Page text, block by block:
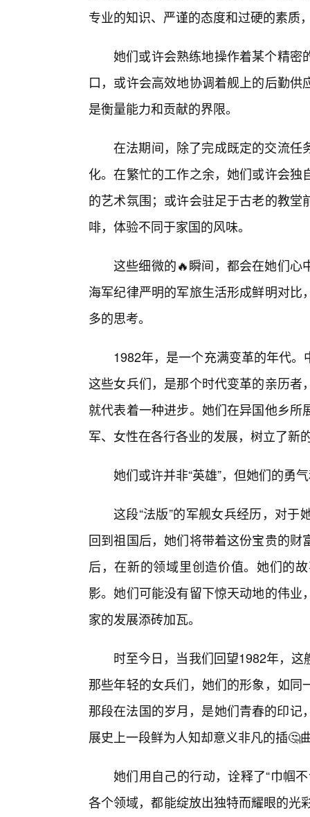
专业的知识、严谨的态度和过硬的素质
她们或许会熟练地操作着某个精密
口，或许会高效地协调着舰上的后勤
是衡量能力和贡献的界限。
在法期间，除了完成既定的交流任
化。在繁忙的工作之余，她们或许会
的艺术氛围；或许会驻足于古老的教
啡，体验不同于家国的风味。
这些细微的🔥瞬间，都会在她们心
海军纪律严明的军旅生活形成鲜明对
多的思考。
1982年，是一个充满变革的年代
这些女兵们，是那个时代变革的亲历
就代表着一种进步。她们在异国他乡
军、女性在各行各业的发展，树立了新
她们或许并非“英雄”，但她们的勇
这段“法版”的军舰女兵经历，对
回到祖国后，她们将带着这份宝贵的
后，在新的领域里创造价值。她们的
影。她们可能没有留下惊天动地的伟
家的发展添砖加瓦。
时至今日，当我们回望1982年，
那些年轻的女兵们，她们的形象，如
那段在法国的岁月，是她们青春的印
展史上一段鲜为人知却意义非凡的插🤔
她们用自己的行动，诠释了“巾帼
各个领域，都能绽放出独特而耀眼的光